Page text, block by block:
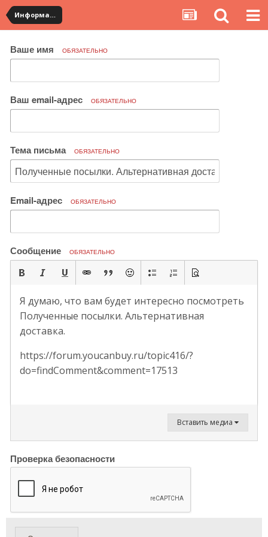
Информация по полученным посылкам
Ваше имя ОБЯЗАТЕЛЬНО
Ваш email-адрес ОБЯЗАТЕЛЬНО
Тема письма ОБЯЗАТЕЛЬНО
Email-адрес ОБЯЗАТЕЛЬНО
Сообщение ОБЯЗАТЕЛЬНО
Я думаю, что вам будет интересно посмотреть
Полученные посылки. Альтернативная
доставка.
https://forum.youcanbuy.ru/topic416/?
do=findComment&comment=17513
Вставить медиа
Проверка безопасности